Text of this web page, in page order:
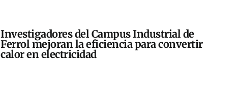
Investigadores del Campus Industrial de
Ferrol mejoran la eficiencia para convertir
calor en electricidad